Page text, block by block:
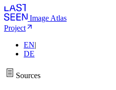
Image Atlas
Project
EN|
DE
Sources